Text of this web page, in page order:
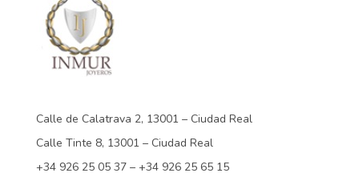
Calle de Calatrava 2, 13001 – Ciudad Real
Calle Tinte 8, 13001 – Ciudad Real
+34 926 25 05 37 – +34 926 25 65 15